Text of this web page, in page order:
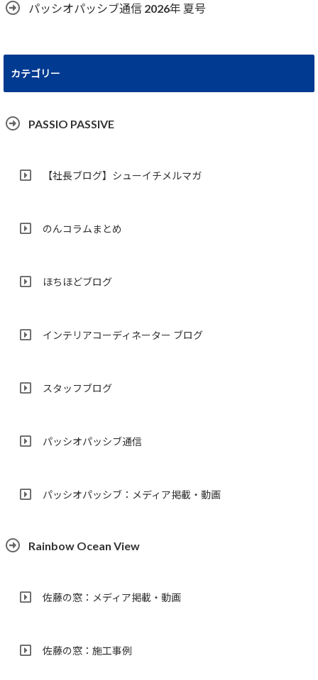
パッシオパッシブ通信 2026年 夏号
カテゴリー
PASSIO PASSIVE
【社長ブログ】シューイチメルマガ
のんコラムまとめ
ほちほどブログ
インテリアコーディネーター ブログ
スタッフブログ
パッシオパッシブ通信
パッシオパッシブ：メディア掲載・動画
Rainbow Ocean View
佐藤の窓：メディア掲載・動画
佐藤の窓：施工事例